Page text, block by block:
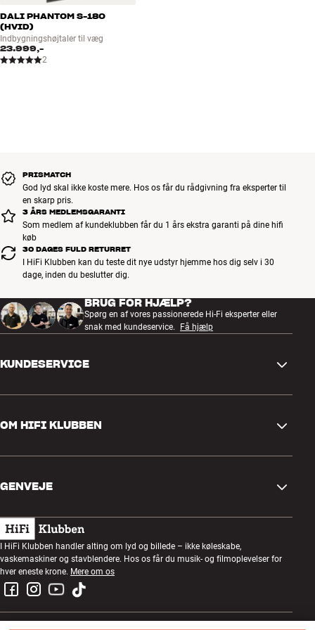
DALI PHANTOM S-180
(HVID)
Indbygningshøjtaler til væg
23.999,-
2
PRISMATCH
God lyd skal ikke koste mere. Hos os får du rådgivning fra eksperter til
en skarp pris.
3 ÅRS MEDLEMSGARANTI
Som medlem af kundeklubben får du 1 års ekstra garanti på dine hifi
køb
30 DAGES FULD RETURRET
I HiFi Klubben kan du teste dit nye udstyr hjemme hos dig selv i 30
dage, inden du beslutter dig.
BRUG FOR HJÆLP?
Spørg en af vores passionerede Hi-Fi eksperter eller
snak med kundeservice.
Få hjælp
KUNDESERVICE
Retur og reklamation
Fortryd ordre
Handelsbetingelser
Privatlivspolitik
OM HIFI KLUBBEN
Kundeklub
Lytteaften
Konkurrencer
Job i HiFi Klubben
GENVEJE
Gavekort
Byg med lyd
Montering og installation
I HiFi Klubben handler alting om lyd og billede – ikke køleskabe,
vaskemaskiner og stavblendere. Hos os får du musik- og filmoplevelser for
hver eneste krone. Mere om os